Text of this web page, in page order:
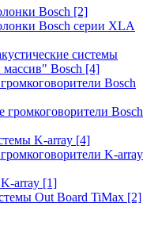
Bosch [2]
Bosch серии XLA
системы
Bosch [4]
Bosch
громкоговорители Bosch
K-array [4]
K-array
array [1]
Out Board TiMax [2]